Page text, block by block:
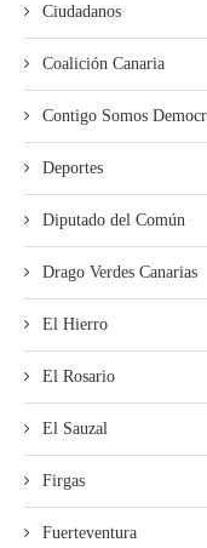
Ciudadanos
Coalición Canaria
Contigo Somos
Deportes
Diputado del Común
Drago Verdes Canarias
El Hierro
El Rosario
El Sauzal
Firgas
Fuerteventura